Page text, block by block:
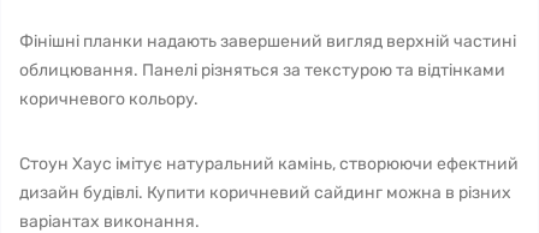
Фінішні планки надають завершений вигляд верхній частині
облицювання. Панелі різняться за текстурою та відтінками
коричневого кольору.
Стоун Хаус імітує натуральний камінь, створюючи ефектний
дизайн будівлі. Купити коричневий сайдинг можна в різних
варіантах виконання.